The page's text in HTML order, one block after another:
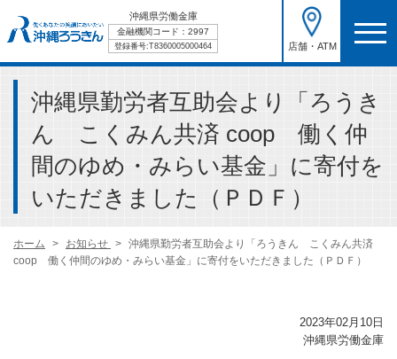
沖縄県労働金庫
金融機関コード：2997
登録番号:T8360005000464 店舗・ATM
沖縄県勤労者互助会より「ろうき
ん こくみん共済 coop 働く仲
間のゆめ・みらい基金」に寄付を
いただきました（ＰＤＦ）
ホーム お知らせ
沖縄県勤労者互助会より「ろうきん こくみん共済
coop 働く仲間のゆめ・みらい基金」に寄付をいただきました（ＰＤＦ）
2023年02月10日
沖縄県労働金庫